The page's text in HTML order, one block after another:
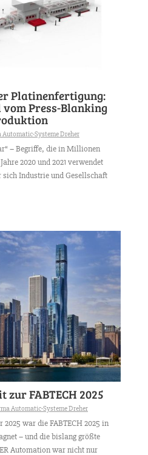
Platinenfertigung:
Press-Blanking
Automatic-Systeme Dreher
– Begriffe, die in Millionen
2020 und 2021 verwendet
sich Industrie und Gesellschaft
zur FABTECH 2025
Automatic-Systeme Dreher
2025 war die FABTECH 2025 in
– und die bislang größte
Automation war nicht nur